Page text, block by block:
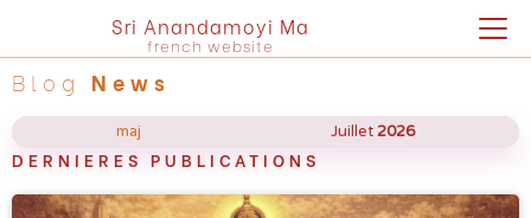
Sri Anandamoyi Ma
french website
Blog News
maj Juillet 2026
DERNIERES PUBLICATIONS